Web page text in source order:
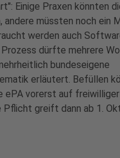
Einige Praxen könnten
müssten noch ein
werden auch
dürfte mehrere
bundeseigene
erläutert. Befüllen
ePA vorerst auf freiwilliger
Pflicht greift dann ab 1.